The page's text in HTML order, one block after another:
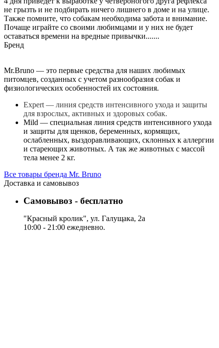
не грызть и не подбирать ничего лишнего в доме и на улице.
Также помните, что собакам необходима забота и внимание.
Почаще играйте со своими любимцами и у них не будет
оставаться времени на вредные привычки.......
Бренд
Mr.Bruno — это первые средства для наших любимых
питомцев, созданных с учетом разнообразия собак и
физиологических особенностей их состояния.
Expert — линия средств интенсивного ухода и защиты
для взрослых, активных и здоровых собак.
Mild — специальная линия средств интенсивного ухода
и защиты для щенков, беременных, кормящих,
ослабленных, выздоравливающих, склонных к аллергии
и стареющих животных. А так же животных с массой
тела менее 2 кг.
Все товары бренда Mr. Bruno
Доставка и самовывоз
Самовывоз - бесплатно
"Красный кролик", ул. Галущака, 2а
10:00 - 21:00 ежедневно.